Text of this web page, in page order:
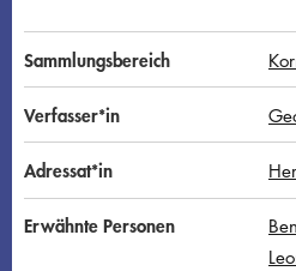
Sammlungsbereich
Verfasser*in
Adressat*in
Erwähnte Personen